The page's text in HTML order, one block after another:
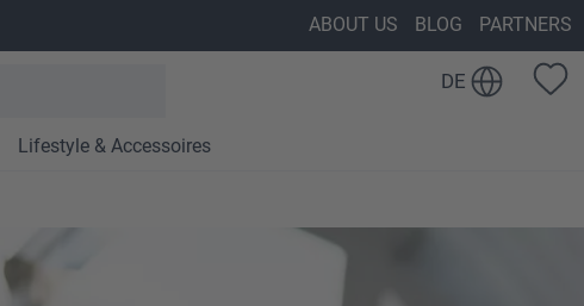
ABOUT US BLOG PARTNERS
DE
Lifestyle & Accessoires